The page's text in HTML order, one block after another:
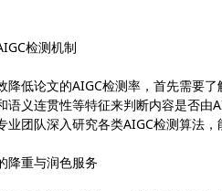
检测机制
降低论文的AIGC检测率，首先需要
语义连贯性等特征来判断内容是否由
业团队深入研究各类AIGC检测算法
降重与润色服务